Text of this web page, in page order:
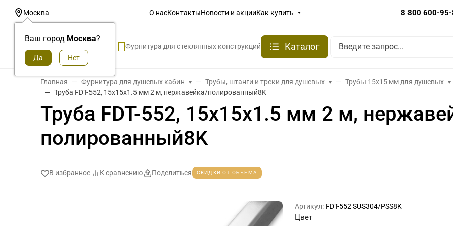
Москва
Ваш город Москва?
О насКонтактыНовости и акцииКак купить 8 800 600-
Фурнитура для стеклянных конструкций Каталог
Главная Фурнитура для душевых кабин Трубы, штанги и треки для душевых
Трубы 15х15 мм для душевых
Труба FDT-552, 15х15х1.5 мм 2 м, нержавейка/полированный8K
Труба FDT-552, 15х15х1.5 мм 2 м,
полированный8K
В избранное К сравнению Поделиться СКИДКИ ОТ ОБЪЕМА
Артикул: FDT-552 SUS304/PSS8K
Цвет